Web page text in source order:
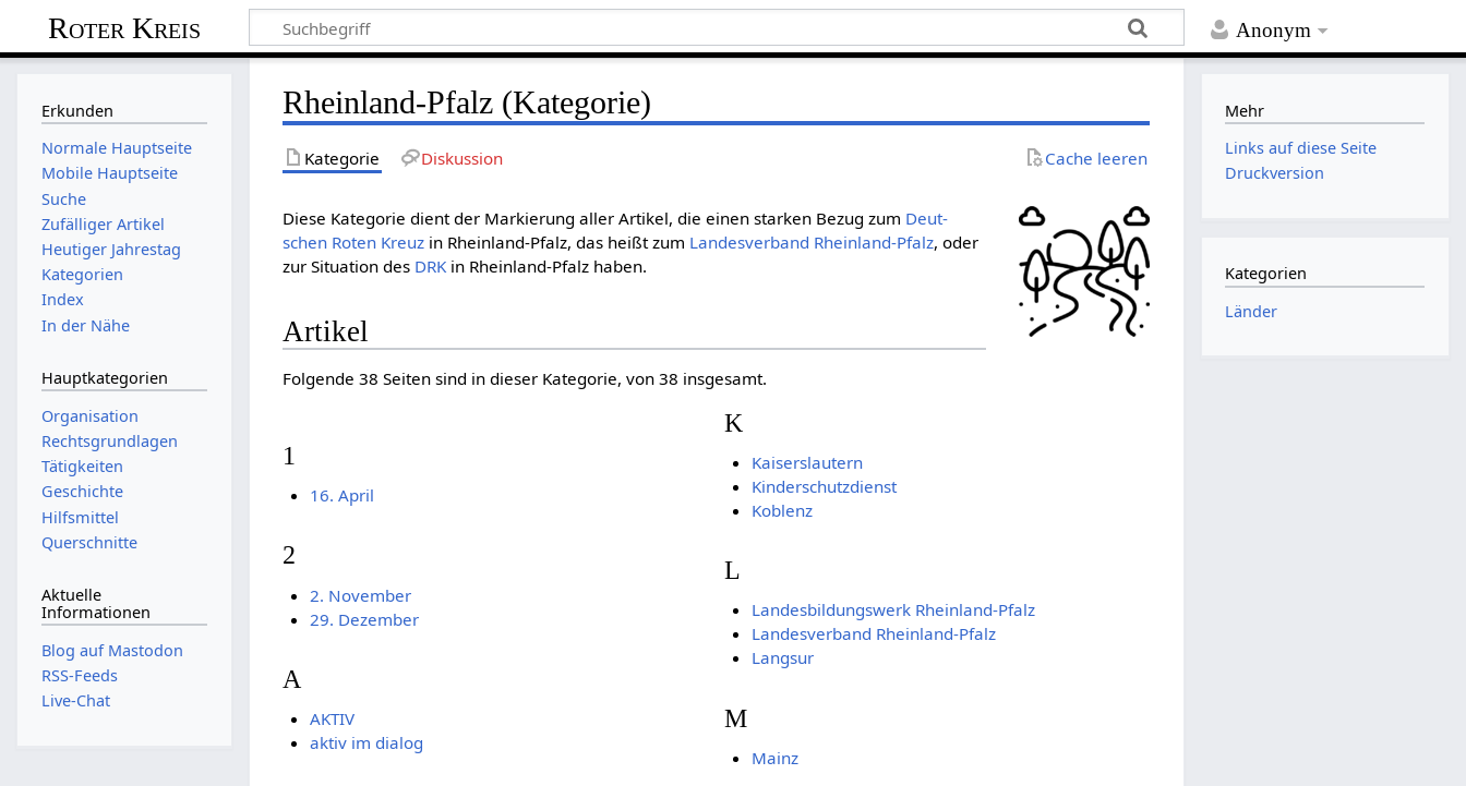
Anonym
Roter Kreis
Rheinland-Pfalz (Kategorie)
Kategorie Diskussion Cache leeren
Diese Kategorie dient der Markierung aller Artikel, die einen starken Bezug zum Deut­
schen Roten Kreuz in Rheinland-Pfalz, das heißt zum Landesverband Rheinland-Pfalz, oder
zur Situation des DRK in Rheinland-Pfalz haben.
Artikel
Folgende 38 Seiten sind in dieser Kategorie, von 38 insgesamt.
1
16. April
2
2. November
29. Dezember
A
AKTIV
aktiv im dialog
K
Kaiserslautern
Kinderschutzdienst
Koblenz
L
Landesbildungswerk Rheinland-Pfalz
Landesverband Rheinland-Pfalz
Langsur
M
Mainz
Erkunden
Normale Hauptseite
Mobile Hauptseite
Suche
Zufälliger Artikel
Heutiger Jahrestag
Kategorien
Index
In der Nähe
Hauptkategorien
Organisation
Rechtsgrundlagen
Tätigkeiten
Geschichte
Hilfsmittel
Querschnitte
Aktuelle
Informationen
Blog auf Mastodon
RSS-Feeds
Live-Chat
Mehr
Links auf diese Seite
Druckversion
Kategorien
Länder